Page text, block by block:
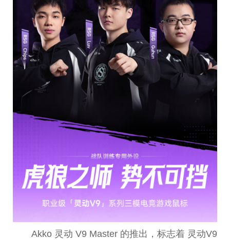
Akko 灵动 V9 Master 的推出，标志着 灵动V9